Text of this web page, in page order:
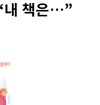
내 책은…”